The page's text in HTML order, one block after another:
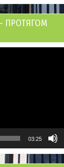
ПРОТЯГОМ
03:25